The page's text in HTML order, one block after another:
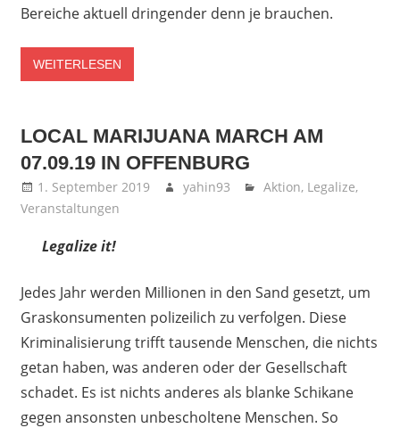
Bereiche aktuell dringender denn je brauchen.
WEITERLESEN
LOCAL MARIJUANA MARCH AM
07.09.19 IN OFFENBURG
1. September 2019 yahin93 Aktion, Legalize,
Veranstaltungen
Legalize it!
Jedes Jahr werden Millionen in den Sand gesetzt, um
Graskonsumenten polizeilich zu verfolgen. Diese
Kriminalisierung trifft tausende Menschen, die nichts
getan haben, was anderen oder der Gesellschaft
schadet. Es ist nichts anderes als blanke Schikane
gegen ansonsten unbescholtene Menschen. So